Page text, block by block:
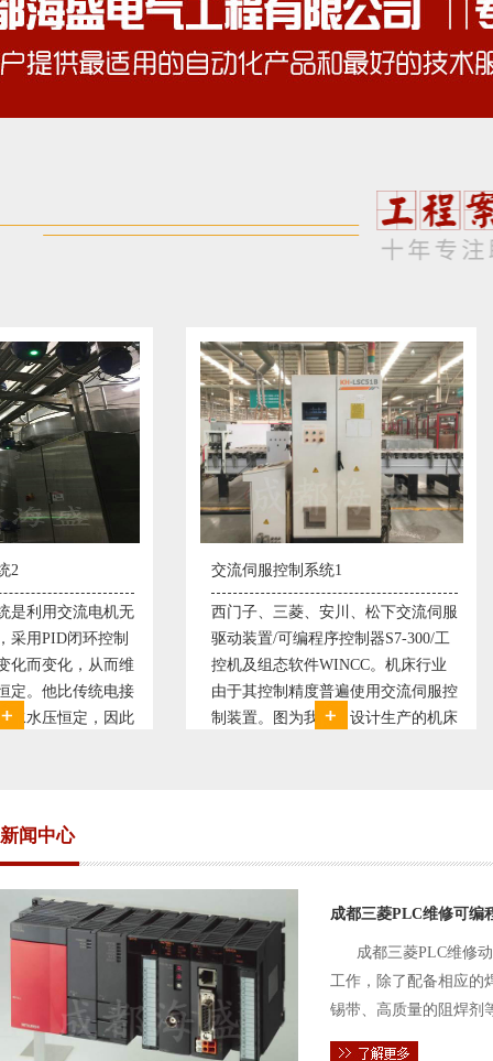
西门子、三菱、安川、松下交流伺服
驱动装置/可编程序控制器S7-300/工
控机及组态软件WINCC。机床行业
由于其控制精度普遍使用交流伺服控
制装置。图为我公司设计生产的机床
西门子、三菱、
驱动装置/可编程
控机及组态软件
由于其控制精度
制装置。图为我
新闻中心
成都三菱PLC维修可编
成都三菱PLC维修
工作，除了配备相应的
锡带、高质量的阻焊剂
件的电路及通信电缆。